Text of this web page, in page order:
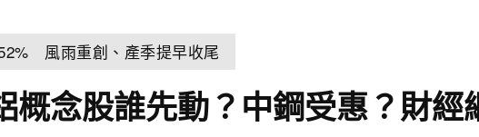
風雨重創、產季提早收尾
念股誰先動？中鋼受惠？財經